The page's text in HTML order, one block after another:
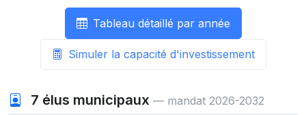
Tableau détaillé par année
Simuler la capacité d'investissement
7 élus municipaux — mandat 2026-2032